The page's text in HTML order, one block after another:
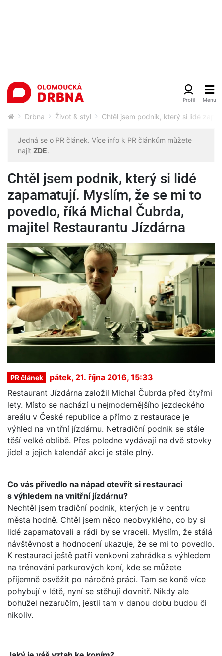
Drbna Život & styl Chtěl jsem podnik, který si lidé
Jedná se o PR článek. Více info k PR článkům můžete
najít ZDE.
Chtěl jsem podnik, který si lidé
zapamatují. Myslím, že se mi to
povedlo, říká Michal Čubrda,
majitel Restaurantu Jízdárna
PR článek
pátek, 21. října 2016, 15:33
Restaurant Jízdárna založil Michal Čubrda před čtyřmi
lety. Místo se nachází u nejmodernějšího jezdeckého
areálu v České republice a přímo z restaurace je
výhled na vnitřní jízdárnu. Netradiční podnik se stále
těší velké oblibě. Přes poledne vydávají na dvě stovky
jídel a jejich kalendář akcí je stále plný.
Co vás přivedlo na nápad otevřít si restauraci
s výhledem na vnitřní jízdárnu?
Nechtěl jsem tradiční podnik, kterých je v centru
města hodně. Chtěl jsem něco neobvyklého, co by si
lidé zapamatovali a rádi by se vraceli. Myslím, že stálá
návštěvnost a hodnocení ukazuje, že se mi to povedlo.
K restauraci ještě patří venkovní zahrádka s výhledem
na trénování parkurových koní, kde se můžete
příjemně osvěžit po náročné práci. Tam se koně více
pohybují v létě, nyní se stěhují dovnitř. Nikdy ale
bohužel nezaručím, jestli tam v danou dobu budou či
nikoliv.